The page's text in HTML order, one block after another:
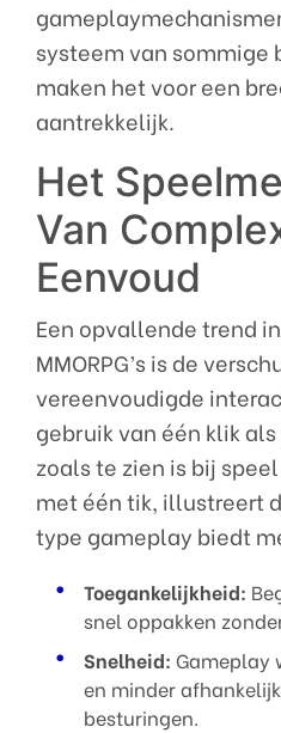
systeem van sommige
maken het voor een
aantrekkelijk.
Het
Van
Eenvoud
Een opvallende trend
MMORPG’s is de
vereenvoudigde
gebruik van één klik
zoals te zien is bij
met één tik, illustreert
type gameplay biedt
Toegankelijkheid:
snel oppakken
Snelheid: Gameplay
en minder
besturingen.